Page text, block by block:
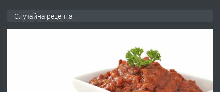
Работа за общи работници
Случайна рецепта